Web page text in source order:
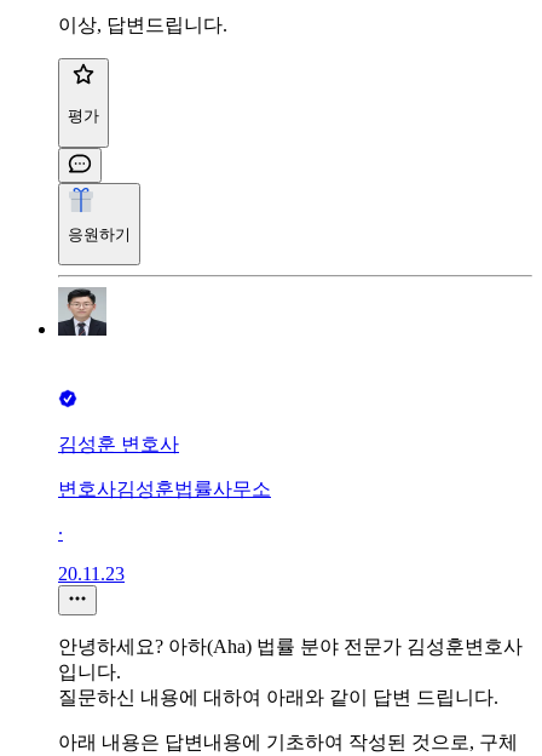
이상, 답변드립니다.
평가
응원하기
김성훈 변호사
변호사김성훈법률사무소
∙
20.11.23
안녕하세요? 아하(Aha) 법률 분야 전문가 김성훈변호사
입니다.
질문하신 내용에 대하여 아래와 같이 답변 드립니다.
아래 내용은 답변내용에 기초하여 작성된 것으로, 구체